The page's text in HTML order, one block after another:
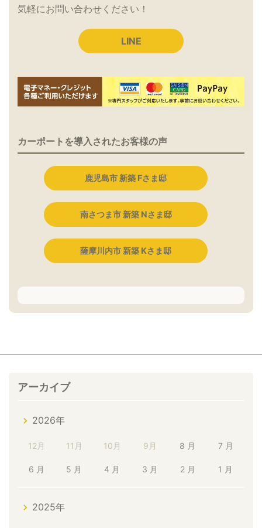
気軽にお問い合わせください！
LINE
カーポートを導入されたお客様の声
鹿児島市 新築 Fさま邸
南さつま市 新築 Nさま邸
薩摩川内市 新築 Kさま邸
アーカイブ
2026年
12月 11月 10月 9月 8 月 7 月
6 月 5 月 4 月 3 月 2 月 1 月
2025年